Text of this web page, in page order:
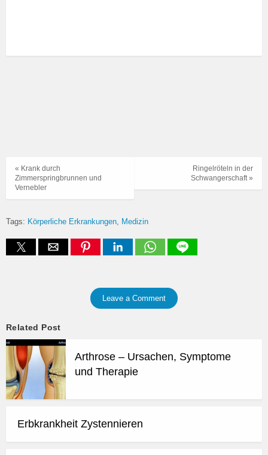
Ringelröteln in der
Schwangerschaft »
« Krank durch
Zimmerspringbrunnen und
Vernebler
Tags: Körperliche Erkrankungen Medizin
Leave a Comment
Related Post
Arthrose – Ursachen, Symptome
und Therapie
Erbkrankheit Zystennieren